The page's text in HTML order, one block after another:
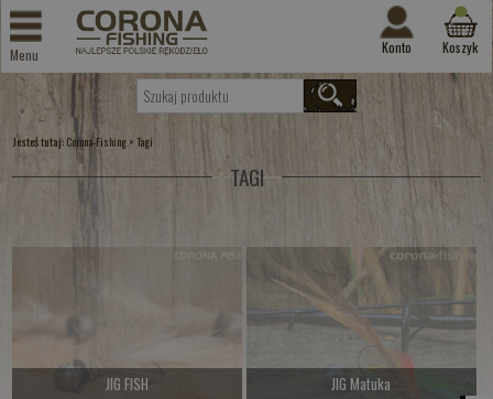
Menu Konto Koszyk
Jesteś tutaj: Corona-Fishing >Tagi
TAGI
JIG FISH JIG Matuka